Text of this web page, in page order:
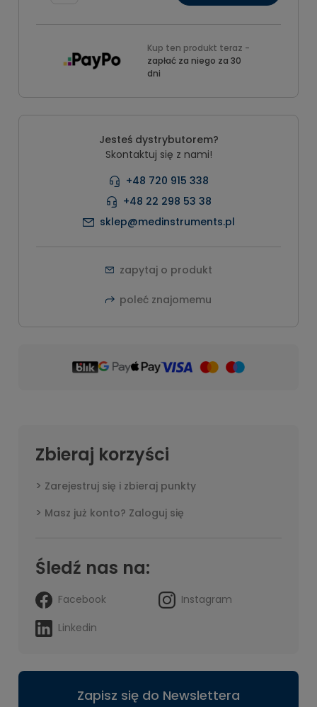
Kup ten produkt teraz -
zapłać za niego za 30
dni
Jesteś dystrybutorem?
Skontaktuj się z nami!
+48 720 915 338
+48 22 298 53 38
sklep@medinstruments.pl
zapytaj o produkt
poleć znajomemu
Zbieraj korzyści
Zarejestruj się i zbieraj punkty
Masz już konto? Zaloguj się
Śledź nas na:
Facebook
Instagram
Linkedin
Zapisz się do Newslettera